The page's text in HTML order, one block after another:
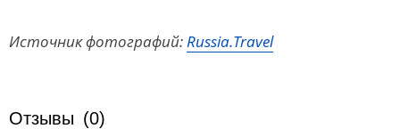
Источник фотографий:Russia.Travel
Отзывы (0)